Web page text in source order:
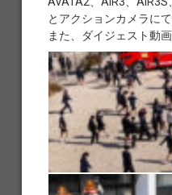
とアクションカメラに
また、ダイジェスト動